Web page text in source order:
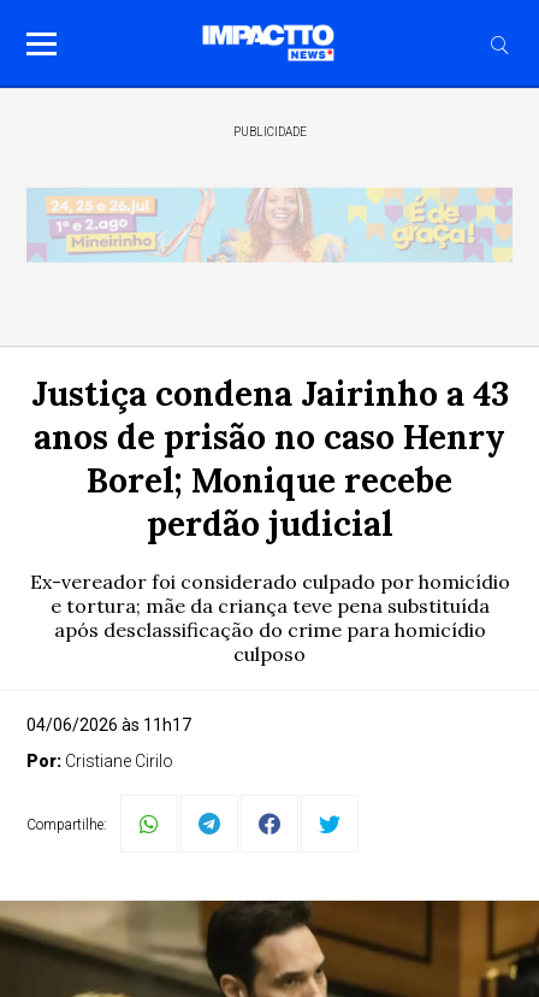
PUBLICIDADE
Justiça condena Jairinho a 43
anos de prisão no caso Henry
Borel; Monique recebe
perdão judicial
Ex-vereador foi considerado culpado por homicídio
e tortura; mãe da criança teve pena substituída
após desclassificação do crime para homicídio
culposo
04/06/2026 às 11h17
Por: Cristiane Cirilo
Compartilhe: